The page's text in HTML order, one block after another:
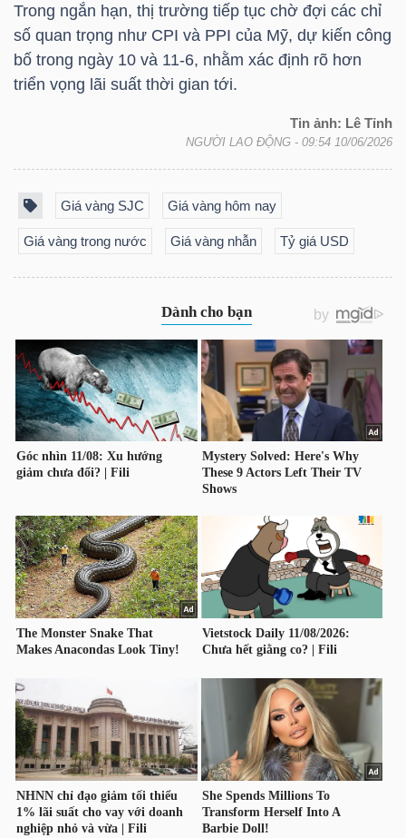
Trong ngắn hạn, thị trường tiếp tục chờ đợi các chỉ
số quan trọng như CPI và PPI của Mỹ, dự kiến công
bố trong ngày 10 và 11-6, nhằm xác định rõ hơn
triển vọng lãi suất thời gian tới.
Tin ảnh: Lê Tỉnh
NGƯỜI LAO ĐỘNG - 09:54 10/06/2026
Giá vàng SJC Giá vàng hôm nay
Giá vàng trong nước Giá vàng nhẫn Tỷ giá USD
DỮ
LIỆU
Ngành
NGUYÊN
VẬT
CÔNG
NGHIỆP
TIÊU
DÙNG
KHÔNG
THIẾT